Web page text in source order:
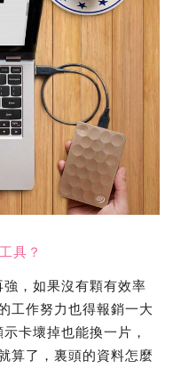
具？
，如果沒有顆有效率
工作努力也得報銷一大
卡壞掉也能換一片，
算了，裏頭的資料怎麼